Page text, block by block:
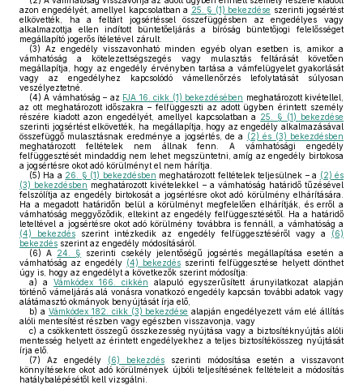
azon engedélyét, amellyel kapcsolatban a 25. § (1) bekezdése szerinti jogsértést
elkövették, ha a feltárt jogsértéssel összefüggésben az engedélyes vagy
alkalmazottja ellen indított büntetőeljárás a bíróság büntetőjogi felelősséget
megállapító jogerős ítéletével zárult.
(3) Az engedély visszavonható minden egyéb olyan esetben is, amikor a
vámhatóság a kötelezettségszegés vagy mulasztás feltárását követően
megállapítja, hogy az engedély érvényben tartása a vámfelügyelet gyakorlását
vagy az engedélyhez kapcsolódó vámellenőrzés lefolytatását súlyosan
veszélyeztetné.
(4) A vámhatóság – az FJA 16. cikk (1) bekezdésében meghatározott kivétellel,
az ott meghatározott időszakra – felfüggeszti az adott ügyben érintett személy
részére kiadott azon engedélyét, amellyel kapcsolatban a 25. § (1) bekezdése
szerinti jogsértést elkövették, ha megállapítja, hogy az engedély alkalmazásával
összefüggő mulasztásnak eredménye a jogsértés, de a (2) és (3) bekezdésben
meghatározott feltételek nem állnak fenn. A vámhatósági engedély
felfüggesztését mindaddig nem lehet megszüntetni, amíg az engedély birtokosa
a jogsértésre okot adó körülményt el nem hárítja.
(5) Ha a 26. § (1) bekezdésben meghatározott feltételek teljesülnek – a (2) és
(3) bekezdésben meghatározott kivételekkel – a vámhatóság határidő tűzésével
felszólítja az engedély birtokosát a jogsértésre okot adó körülmény elhárítására.
Ha a megadott határidőn belül a körülményt megfelelően elhárítják, és erről a
vámhatóság meggyőződik, eltekint az engedély felfüggesztésétől. Ha a határidő
leteltével a jogsértésre okot adó körülmény továbbra is fennáll, a vámhatóság a
(4) bekezdés szerint intézkedik az engedély felfüggesztéséről vagy a (6)
bekezdés szerint az engedély módosításáról.
(6) A 24. §
szerinti csekély jelentőségű jogsértés megállapítása esetén a
vámhatóság az engedély (4) bekezdés szerinti felfüggesztése helyett dönthet
úgy is, hogy az engedélyt a következők szerint módosítja:
a) a Vámkódex 166. cikkén alapuló egyszerűsített árunyilatkozat alapján
történő vámeljárás alá vonásra vonatkozó engedély kapcsán további adatok vagy
alátámasztó okmányok benyújtását írja elő,
b) a Vámkódex 182. cikk (3) bekezdése alapján engedélyezett vám elé állítás
alóli mentesítést részben vagy egészben visszavonja, vagy
c) a csökkentett összegű összkezesség nyújtása vagy a biztosítéknyújtás alóli
mentesség helyett az érintett engedélyekhez a teljes biztosítékösszeg nyújtását
írja elő.
(7) Az engedély (6) bekezdés szerinti módosítása esetén a visszavont
könnyítésekre okot adó körülmények újbóli teljesítésének feltételeit a módosítás
hatálybalépésétől kell vizsgálni.